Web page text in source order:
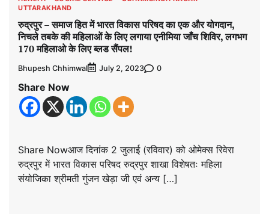
UTTARAKHAND
रुद्रपुर – समाज हित में भारत विकास परिषद का एक और योगदान,
निचले तबके की महिलाओं के लिए लगाया एनीमिया जाँच शिविर, लगभग
170 महिलाओ के लिए ब्लड सैंपल!
Bhupesh Chhimwal July 2, 2023 0
Share Now
Share Nowआज दिनांक 2 जुलाई (रविवार) को ओमेक्स रिवेरा
रुद्रपुर में भारत विकास परिषद रुद्रपुर शाखा विशेषतः महिला
संयोजिका श्रीमती गुंजन खेड़ा जी एवं अन्य […]